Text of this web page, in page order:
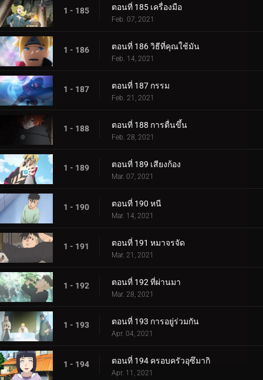
1 - 185 ตอนที่ 185 เครื่องมือ
Feb. 07, 2021
1 - 186 ตอนที่ 186 วิธีที่คุณใช้มัน
Feb. 14, 2021
1 - 187 ตอนที่ 187 กรรม
Feb. 21, 2021
1 - 188 ตอนที่ 188 การตื่นขึ้น
Feb. 28, 2021
1 - 189 ตอนที่ 189 เสียงก้อง
Mar. 07, 2021
1 - 190 ตอนที่ 190 หนี
Mar. 14, 2021
1 - 191 ตอนที่ 191 หมาจรจัด
Mar. 21, 2021
1 - 192 ตอนที่ 192 ที่ผ่านมา
Mar. 28, 2021
1 - 193 ตอนที่ 193 การอยู่ร่วมกัน
Apr. 04, 2021
1 - 194 ตอนที่ 194 ครอบครัวอุซึมากิ
Apr. 11, 2021